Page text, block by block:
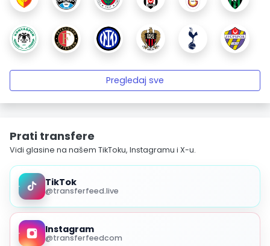
Pregledaj sve
Prati transfere
Vidi glasine na našem TikToku, Instagramu i X-u.
TikTok
@transferfeed.live
Instagram
@transferfeedcom